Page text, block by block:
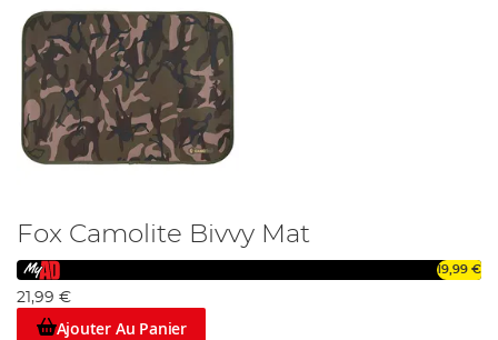
Fox Camolite Bivvy Mat
19,99 €
21,99 €
Ajouter Au Panier